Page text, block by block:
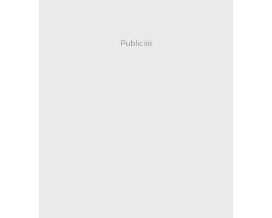
Publicité